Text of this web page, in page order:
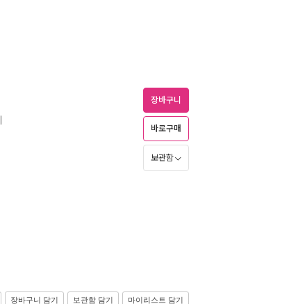
장바구니
바로구매
보관함
장바구니 담기 보관함 담기 마이리스트 담기